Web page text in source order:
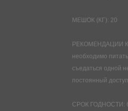
МЕШОК (КГ): 20
РЕКОМЕНДАЦИИ К
необходимо
съедаться одной
постоянный
СРОК ГОДНОСТИ: